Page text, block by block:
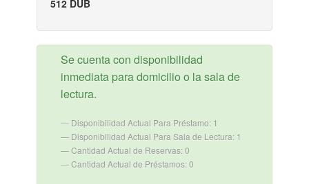
512 DUB
Se cuenta con disponibilidad
inmediata para domicilio o la sala de
lectura.
Disponibilidad Actual Para Préstamo: 1
Disponibilidad Actual Para Sala de Lectura: 1
Cantidad Actual de Reservas: 0
Cantidad Actual de Préstamos: 0